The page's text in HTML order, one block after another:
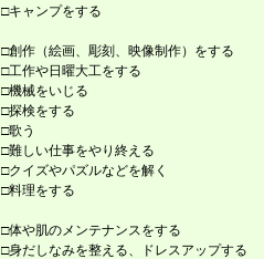
□キャンプをする
□創作（絵画、彫刻、映像制作）をする
□工作や日曜大工をする
□機械をいじる
□探検をする
□歌う
□難しい仕事をやり終える
□クイズやパズルなどを解く
□料理をする
□体や肌のメンテナンスをする
□身だしなみを整える、ドレスアップする